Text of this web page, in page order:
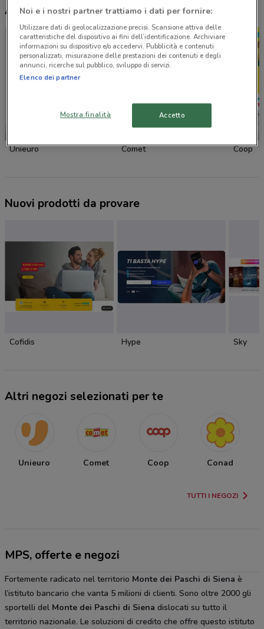
Altri volantini nelle vicinanze
Unieuro Comet Coop
Nuovi prodotti da provare
Cofidis Hype Sky
Altri negozi selezionati per te
Unieuro Comet Coop Conad
TUTTI I NEGOZI
MPS, offerte e negozi
Fortemente radicato nel territorio Monte dei Paschi di Siena è
l’istituto bancario che vanta 5 milioni di clienti. Sono oltre 2000 gli
sportelli del Monte dei Paschi di Siena dislocati su tutto il
territorio nazionale. Le soluzioni di credito che offre questo istituto
Noi e i nostri partner trattiamo i dati per fornire:
Utilizzare dati di geolocalizzazione precisi. Scansione attiva delle
caratteristiche del dispositivo ai fini dell’identificazione. Archiviare
informazioni su dispositivo e/o accedervi. Pubblicità e contenuti
personalizzati, misurazione delle prestazioni dei contenuti e degli
annunci, ricerche sul pubblico, sviluppo di servizi.
Elenco dei partner
Mostra finalità Accetto